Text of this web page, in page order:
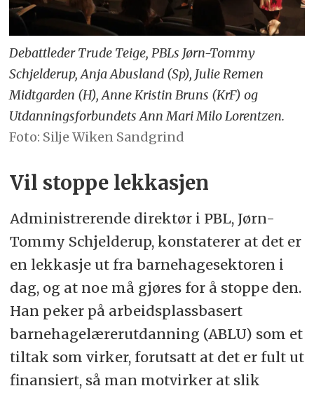
Debattleder Trude Teige, PBLs Jørn-Tommy
Schjelderup, Anja Abusland (Sp), Julie Remen
Midtgarden (H), Anne Kristin Bruns (KrF) og
Utdanningsforbundets Ann Mari Milo Lorentzen.
Foto: Silje Wiken Sandgrind
Vil stoppe lekkasjen
Administrerende direktør i PBL, Jørn-
Tommy Schjelderup, konstaterer at det er
en lekkasje ut fra barnehagesektoren i
dag, og at noe må gjøres for å stoppe den.
Han peker på arbeidsplassbasert
barnehagelærerutdanning (ABLU) som et
tiltak som virker, forutsatt at det er fult ut
finansiert, så man motvirker at slik